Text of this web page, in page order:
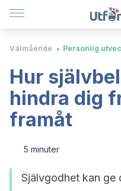
Välmående Personlig
Hur
hindra dig
framåt
5 minuter
Självgodhet kan ge